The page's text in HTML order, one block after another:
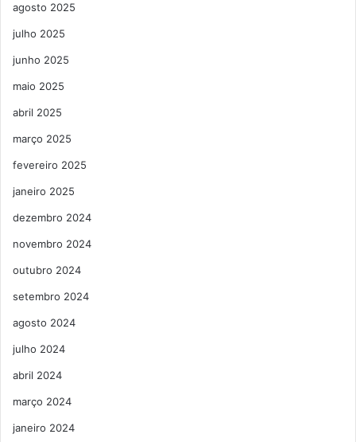
agosto 2025
julho 2025
junho 2025
maio 2025
abril 2025
março 2025
fevereiro 2025
janeiro 2025
dezembro 2024
novembro 2024
outubro 2024
setembro 2024
agosto 2024
julho 2024
abril 2024
março 2024
janeiro 2024